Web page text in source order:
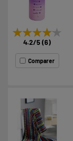
★★★★★
★★★★★
4.2/5 (6)
Comparer